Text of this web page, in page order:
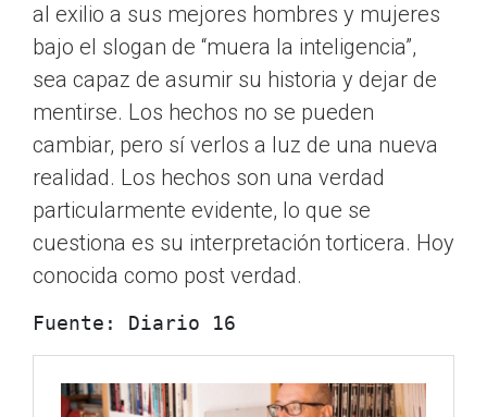
al exilio a sus mejores hombres y mujeres
bajo el slogan de “muera la inteligencia”,
sea capaz de asumir su historia y dejar de
mentirse. Los hechos no se pueden
cambiar, pero sí verlos a luz de una nueva
realidad. Los hechos son una verdad
particularmente evidente, lo que se
cuestiona es su interpretación torticera. Hoy
conocida como post verdad.
Fuente: Diario 16